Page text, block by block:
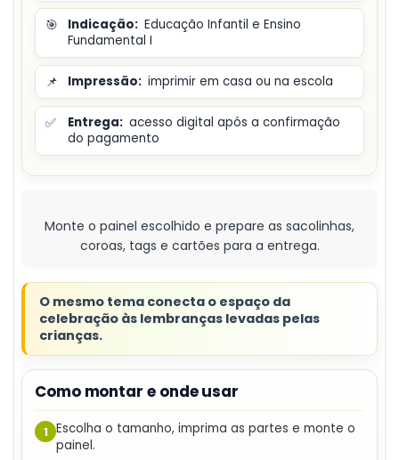
🎯 Indicação: Educação Infantil e Ensino
Fundamental I
📌 Impressão: imprimir em casa ou na escola
✅ Entrega: acesso digital após a confirmação
do pagamento
Monte o painel escolhido e prepare as sacolinhas,
coroas, tags e cartões para a entrega.
O mesmo tema conecta o espaço da
celebração às lembranças levadas pelas
crianças.
Como montar e onde usar
1 Escolha o tamanho, imprima as partes e monte o
painel.